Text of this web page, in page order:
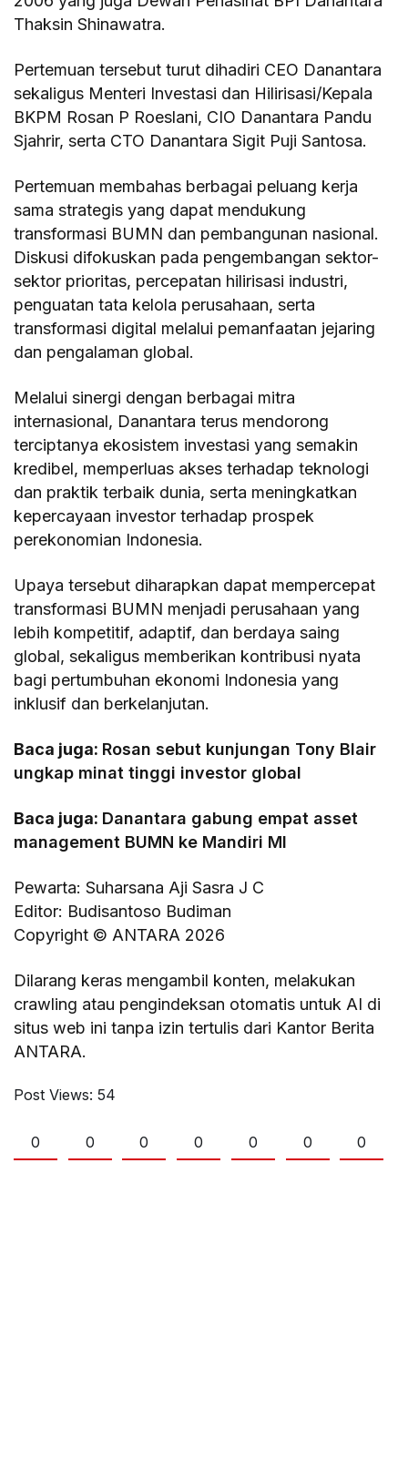
Thaksin Shinawatra.
Pertemuan tersebut turut dihadiri CEO Danantara
sekaligus Menteri Investasi dan Hilirisasi/Kepala
BKPM Rosan P Roeslani, CIO Danantara Pandu
Sjahrir, serta CTO Danantara Sigit Puji Santosa.
Pertemuan membahas berbagai peluang kerja
sama strategis yang dapat mendukung
transformasi BUMN dan pembangunan nasional.
Diskusi difokuskan pada pengembangan sektor-
sektor prioritas, percepatan hilirisasi industri,
penguatan tata kelola perusahaan, serta
transformasi digital melalui pemanfaatan jejaring
dan pengalaman global.
Melalui sinergi dengan berbagai mitra
internasional, Danantara terus mendorong
terciptanya ekosistem investasi yang semakin
kredibel, memperluas akses terhadap teknologi
dan praktik terbaik dunia, serta meningkatkan
kepercayaan investor terhadap prospek
perekonomian Indonesia.
Upaya tersebut diharapkan dapat mempercepat
transformasi BUMN menjadi perusahaan yang
lebih kompetitif, adaptif, dan berdaya saing
global, sekaligus memberikan kontribusi nyata
bagi pertumbuhan ekonomi Indonesia yang
inklusif dan berkelanjutan.
Baca juga: Rosan sebut kunjungan Tony Blair
ungkap minat tinggi investor global
Baca juga: Danantara gabung empat asset
management BUMN ke Mandiri MI
Pewarta: Suharsana Aji Sasra J C
Editor: Budisantoso Budiman
Copyright © ANTARA 2026
Dilarang keras mengambil konten, melakukan
crawling atau pengindeksan otomatis untuk AI di
situs web ini tanpa izin tertulis dari Kantor Berita
ANTARA.
Post Views: 54
0 0 0 0 0 0 0